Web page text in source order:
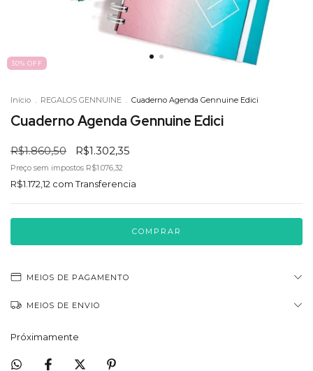
30% OFF
Início . REGALOS GENNUINE . Cuaderno Agenda Gennuine Edici
Cuaderno Agenda Gennuine Edici
R$1.860,50 R$1.302,35
Preço sem impostos R$1.076,32
R$1.172,12 com Transferencia
MEIOS DE PAGAMENTO
MEIOS DE ENVIO
Próximamente